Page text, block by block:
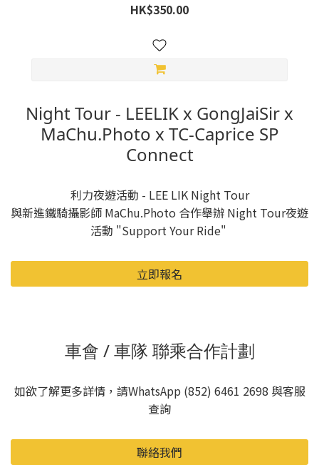
HK$350.00
Night Tour - LEELIK x GongJaiSir x
MaChu.Photo x TC-Caprice SP
Connect
利力夜遊活動 - LEE LIK Night Tour
與新進鐵騎攝影師 MaChu.Photo 合作舉辦 Night Tour夜遊
活動 "Support Your Ride"
立即報名
車會 / 車隊 聯乘合作計劃
如欲了解更多詳情，請WhatsApp (852) 6461 2698 與客服
查詢
聯絡我們